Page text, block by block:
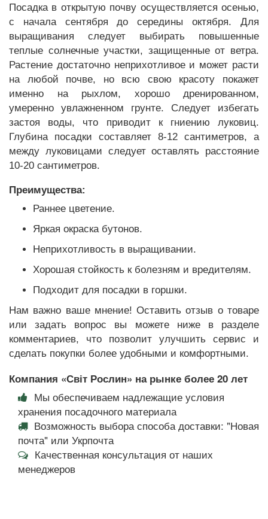
Посадка в открытую почву осуществляется осенью,
с начала сентября до середины октября. Для
выращивания следует выбирать повышенные
теплые солнечные участки, защищенные от ветра.
Растение достаточно неприхотливое и может расти
на любой почве, но всю свою красоту покажет
именно на рыхлом, хорошо дренированном,
умеренно увлажненном грунте. Следует избегать
застоя воды, что приводит к гниению луковиц.
Глубина посадки составляет 8-12 сантиметров, а
между луковицами следует оставлять расстояние
10-20 сантиметров.
Преимущества:
Раннее цветение.
Яркая окраска бутонов.
Неприхотливость в выращивании.
Хорошая стойкость к болезням и вредителям.
Подходит для посадки в горшки.
Нам важно ваше мнение! Оставить отзыв о товаре
или задать вопрос вы можете ниже в разделе
комментариев, что позволит улучшить сервис и
сделать покупки более удобными и комфортными.
Компания «Світ Рослин» на рынке более 20 лет
Мы обеспечиваем надлежащие условия
хранения посадочного материала
Возможность выбора способа доставки: "Новая
почта" или Укрпочта
Качественная консультация от наших
менеджеров